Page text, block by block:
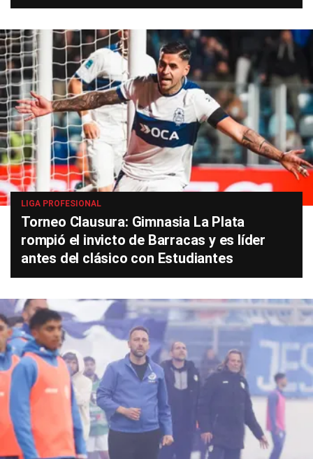
LIGA PROFESIONAL
Torneo Clausura: Gimnasia La Plata
rompió el invicto de Barracas y es líder
antes del clásico con Estudiantes